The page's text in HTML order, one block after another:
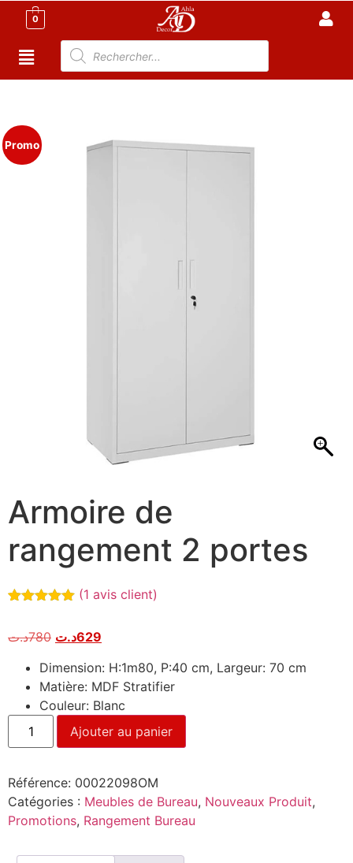
0
Promo
Armoire de
rangement 2 portes
basé sur
client
(1 avis client)
780د.ت 629د.ت
Dimension: H:1m80, P:40 cm, Largeur: 70 cm
Matière: MDF Stratifier
Couleur: Blanc
Ajouter au panier
Référence: 00022098OM
Catégories : Meubles de Bureau, Nouveaux Produit,
Promotions, Rangement Bureau